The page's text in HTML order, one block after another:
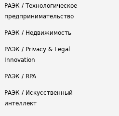
РАЭК / Технологическое
предпринимательство
РАЭК / Недвижимость
РАЭК / Privacy & Legal
Innovation
РАЭК / RPA
РАЭК / Искусственный
интеллект